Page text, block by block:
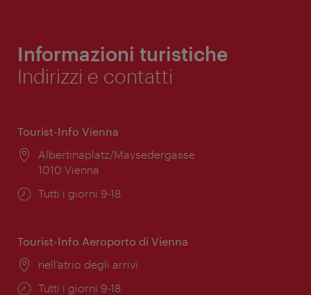
Informazioni turistiche
Indirizzi e contatti
Tourist-Info Vienna
Posizione:
Albertinaplatz/Maysedergasse
1010 Vienna
Orari
Tutti i giorni 9-18
Tourist-Info Aeroporto di Vienna
Posizione:
nell’atrio degli arrivi
Orari
Tutti i giorni 9-18